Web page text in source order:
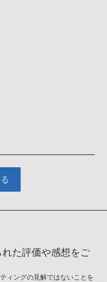
た評価や感想をご
ィングの見解ではないことを